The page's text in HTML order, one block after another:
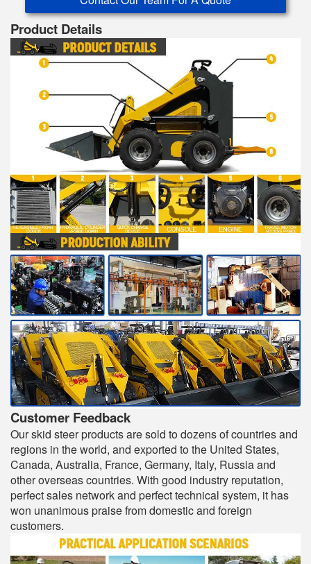
Product Details
Customer Feedback
Our skid steer products are sold to dozens of countries and
regions in the world, and exported to the United States,
Canada, Australia, France, Germany, Italy, Russia and
other overseas countries. With good industry reputation,
perfect sales network and perfect technical system, it has
won unanimous praise from domestic and foreign
customers.